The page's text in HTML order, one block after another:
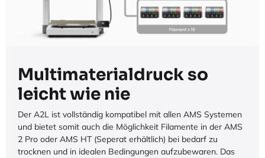
Multimaterialdruck so
leicht wie nie
Der A2L ist vollständig kompatibel mit allen AMS Systemen
und bietet somit auch die Möglichkeit Filamente in der AMS
2 Pro oder AMS HT (Seperat erhältlich) bei bedarf zu
trocknen und in idealen Bedingungen aufzubewaren. Das